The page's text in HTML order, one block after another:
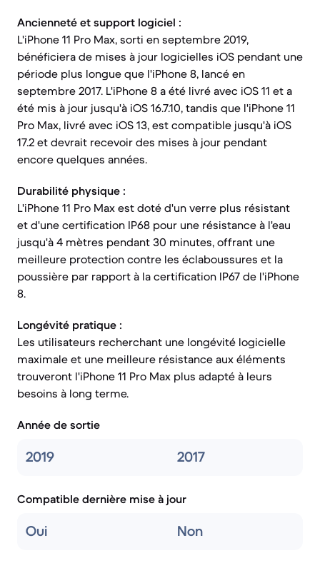
Ancienneté et support logiciel :
L'iPhone 11 Pro Max, sorti en septembre 2019,
bénéficiera de mises à jour logicielles iOS pendant une
période plus longue que l'iPhone 8, lancé en
septembre 2017. L'iPhone 8 a été livré avec iOS 11 et a
été mis à jour jusqu'à iOS 16.7.10, tandis que l'iPhone 11
Pro Max, livré avec iOS 13, est compatible jusqu'à iOS
17.2 et devrait recevoir des mises à jour pendant
encore quelques années.
Durabilité physique :
L'iPhone 11 Pro Max est doté d'un verre plus résistant
et d'une certification IP68 pour une résistance à l'eau
jusqu'à 4 mètres pendant 30 minutes, offrant une
meilleure protection contre les éclaboussures et la
poussière par rapport à la certification IP67 de l'iPhone
8.
Longévité pratique :
Les utilisateurs recherchant une longévité logicielle
maximale et une meilleure résistance aux éléments
trouveront l'iPhone 11 Pro Max plus adapté à leurs
besoins à long terme.
Année de sortie
2019 2017
Compatible dernière mise à jour
Oui Non